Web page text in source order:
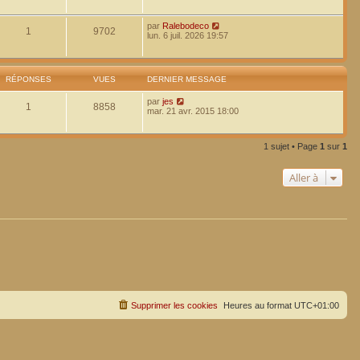
1 9702 par Ralebodeco
lun. 6 juil. 2026 19:57
RÉPONSES VUES DERNIER MESSAGE
1 8858 par jes
mar. 21 avr. 2015 18:00
1 sujet • Page 1 sur 1
Aller à
Heures au format UTC+01:00
Supprimer les cookies